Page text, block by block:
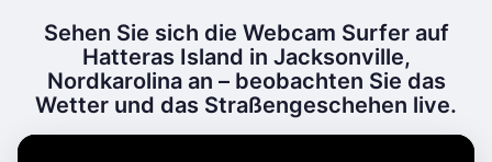
Sehen Sie sich die Webcam Surfer auf
Hatteras Island in Jacksonville,
Nordkarolina an – beobachten Sie das
Wetter und das Straßengeschehen live.